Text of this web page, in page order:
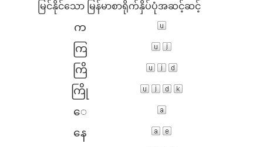
မြင်နိုင်သော မြန်မာစာရိုက်နှိပ်ပုံအဆင့်ဆင့်
က
ကြ
ကြိ
ကြို
​ေ
နေ